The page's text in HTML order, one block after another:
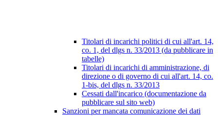
Titolari di incarichi politici di cui all'art. 14,
co. 1, del dlgs n. 33/2013 (da pubblicare in
tabelle)
Titolari di incarichi di amministrazione, di
direzione o di governo di cui all'art. 14, co.
1-bis, del dlgs n. 33/2013
Cessati dall'incarico (documentazione da
pubblicare sul sito web)
Sanzioni per mancata comunicazione dei dati